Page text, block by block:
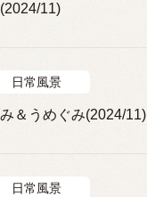
11)
日常風景
＆うめぐみ(2024/11)
日常風景